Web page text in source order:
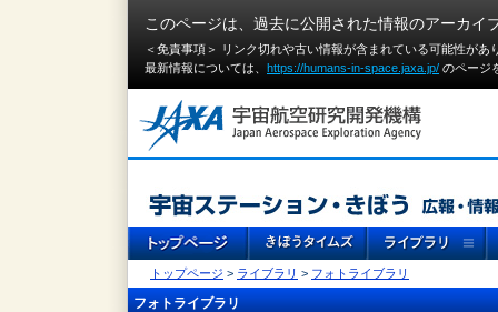
このページは、過去に公開された情報のアーカイ
＜免責事項＞ リンク切れや古い情報が含まれている可能性が
最新情報については、 https://humans-in-space.jaxa.jp/ のページ
トップページ > ライブラリ > フォトライブラリ
フォトライブラリ